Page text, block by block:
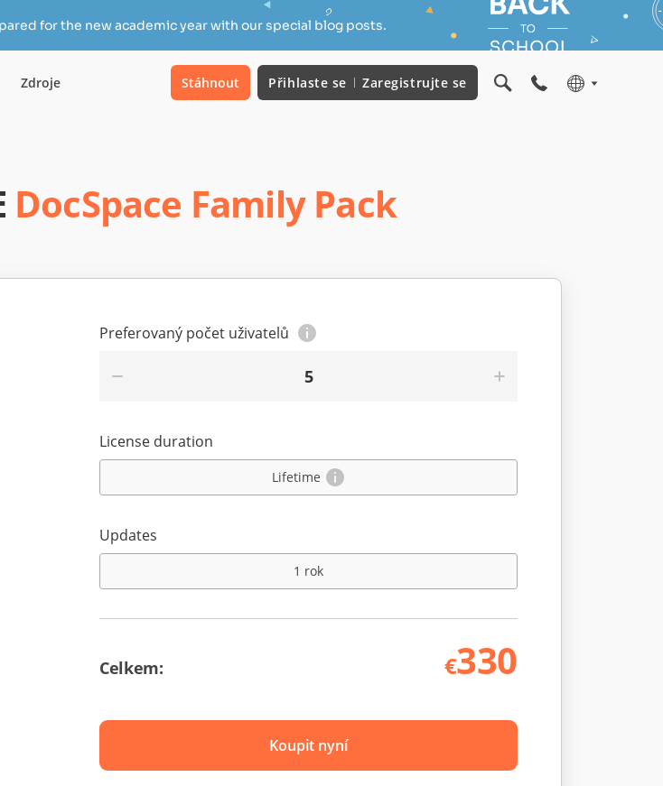
for the new academic year with our special blog posts.
Zdroje Stáhnout Přihlaste se Zaregistrujte se
DocSpace Family Pack
Preferovaný počet uživatelů
5
License duration
Lifetime
Updates
1 rok
Celkem: €330
Koupit nyní